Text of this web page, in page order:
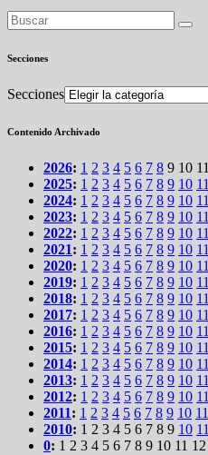
Secciones
Secciones
Contenido Archivado
2026: 1 2 3 4 5 6 7 8 9 10 11
2025: 1 2 3 4 5 6 7 8 9 10 11
2024: 1 2 3 4 5 6 7 8 9 10 11
2023: 1 2 3 4 5 6 7 8 9 10 11
2022: 1 2 3 4 5 6 7 8 9 10 11
2021: 1 2 3 4 5 6 7 8 9 10 11
2020: 1 2 3 4 5 6 7 8 9 10 11
2019: 1 2 3 4 5 6 7 8 9 10 11
2018: 1 2 3 4 5 6 7 8 9 10 11
2017: 1 2 3 4 5 6 7 8 9 10 11
2016: 1 2 3 4 5 6 7 8 9 10 11
2015: 1 2 3 4 5 6 7 8 9 10 11
2014: 1 2 3 4 5 6 7 8 9 10 11
2013: 1 2 3 4 5 6 7 8 9 10 11
2012: 1 2 3 4 5 6 7 8 9 10 11
2011: 1 2 3 4 5 6 7 8 9 10 11
2010: 1 2 3 4 5 6 7 8 9 10 11
0: 1 2 3 4 5 6 7 8 9 10 11 12